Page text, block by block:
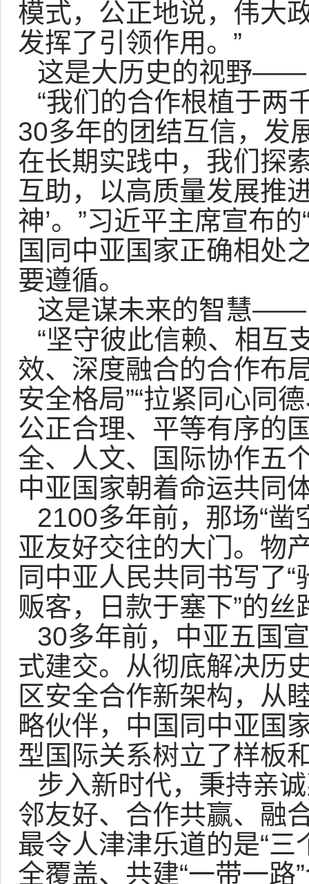
模式，公正地说，伟大
发挥了引领作用。”
这是大历史的视野——
“我们的合作根植于两
30多年的团结互信，发
在长期实践中，我们探
互助，以高质量发展推
神’。”习近平主席宣布
国同中亚国家正确相处
要遵循。
这是谋未来的智慧——
“坚守彼此信赖、相互
效、深度融合的合作布
安全格局”“拉紧同心同
公正合理、平等有序的
全、人文、国际协作五
中亚国家朝着命运共同
2100多年前，那场“凿
亚友好交往的大门。物
同中亚人民共同书写了
贩客，日款于塞下”的丝
30多年前，中亚五国
式建交。从彻底解决历
区安全合作新架构，从
略伙伴，中国同中亚国
型国际关系树立了样板
步入新时代，秉持亲
邻友好、合作共赢、融
最令人津津乐道的是“
全覆盖、共建“一带一